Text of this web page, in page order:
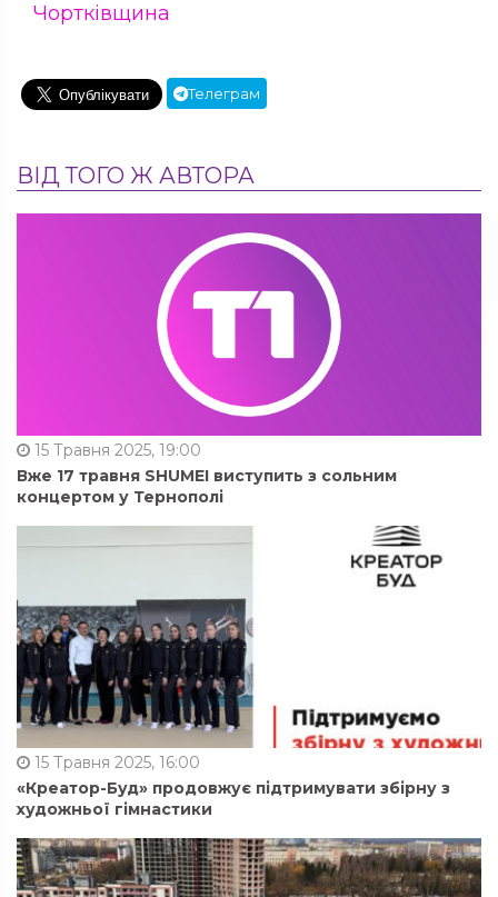
Чортківщина
Телеграм
ВІД ТОГО Ж АВТОРА
15 Травня 2025, 19:00
Вже 17 травня SHUMEI виступить з сольним
концертом у Тернополі
15 Травня 2025, 16:00
«Креатор-Буд» продовжує підтримувати збірну з
художньої гімнастики